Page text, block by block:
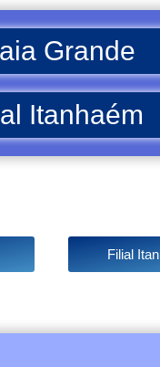
Grande
Itanhaém
Filial